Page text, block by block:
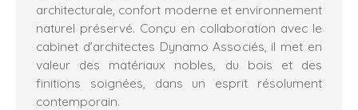
architecturale, confort moderne et environnement
naturel préservé. Conçu en collaboration avec le
cabinet d’architectes Dynamo Associés, il met en
valeur des matériaux nobles, du bois et des
finitions soignées, dans un esprit résolument
contemporain.